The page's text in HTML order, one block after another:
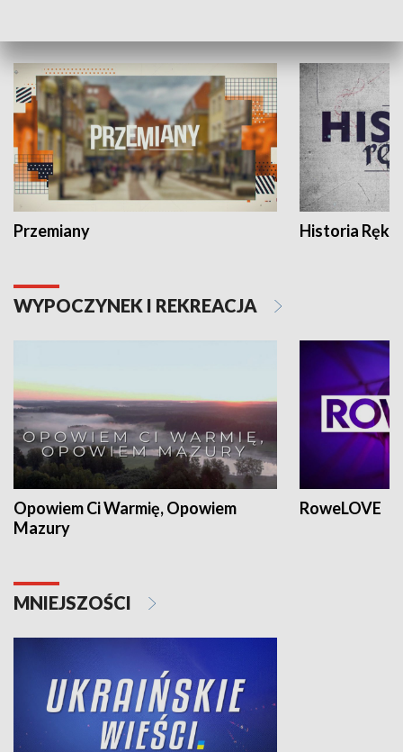
Przemiany Historia Ręką
WYPOCZYNEK I REKREACJA
Opowiem Ci Warmię, Opowiem
Mazury
RoweLOVE
MNIEJSZOŚCI